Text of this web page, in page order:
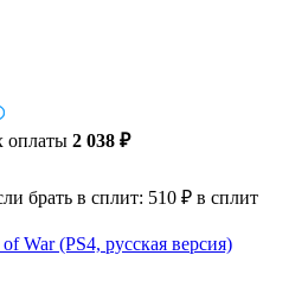
оплаты 2 038 ₽
брать в сплит: 510 ₽ в сплит
War (PS4, русская версия)